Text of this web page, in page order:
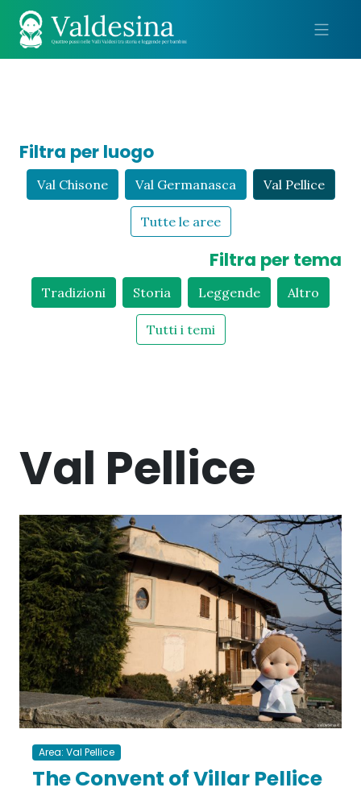
Filtra per luogo
Val Chisone Val Germanasca Val Pellice
Tutte le aree
Filtra per tema
Tradizioni Storia Leggende Altro
Tutti i temi
Val Pellice
Area: Val Pellice
The Convent of Villar Pellice